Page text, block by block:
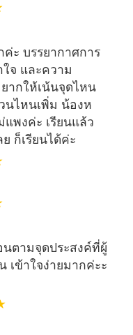
ะ บรรยากาศการ
ใจ และความ
ากให้เน้นจุดไหน
นไหนเพิ่ม น้องห
พงค่ะ เรียนแล้ว
ก็เรียนได้ค่ะ
ตามจุดประสงค์ที่ผู้
เข้าใจง่ายมากค่ะะ